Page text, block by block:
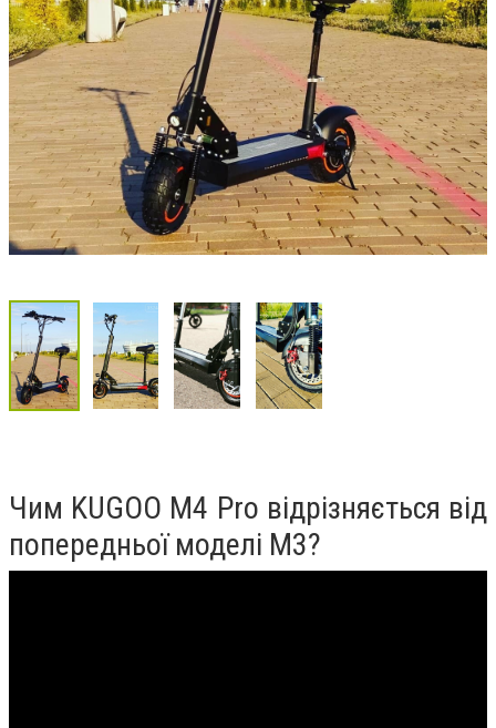
Чим KUGOO M4 Pro відрізняється від
попередньої моделі M3?